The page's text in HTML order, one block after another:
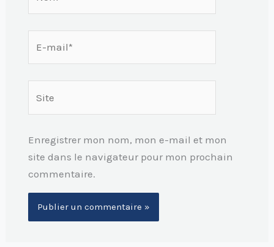
Enregistrer mon nom, mon e-mail et mon
site dans le navigateur pour mon prochain
commentaire.